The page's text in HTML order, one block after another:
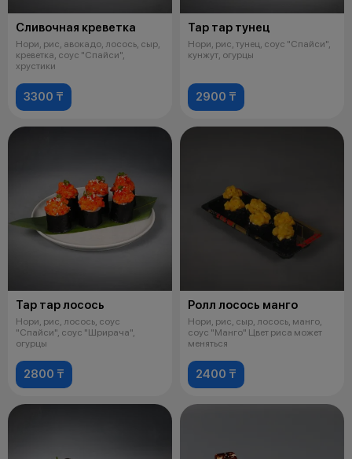
Сливочная креветка
Нори, рис, авокадо, лосось, сыр,
креветка, соус "Спайси",
хрустики
3300 ₸
Тар тар тунец
Нори, рис, тунец, соус "Спайси",
кунжут, огурцы
2900 ₸
Тар тар лосось
Нори, рис, лосось, соус
"Спайси", соус "Шрирача",
огурцы
2800 ₸
Ролл лосось манго
Нори, рис, сыр, лосось, манго,
соус "Манго" Цвет риса может
меняться
2400 ₸